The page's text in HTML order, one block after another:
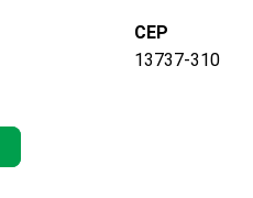
CEP
13737-310